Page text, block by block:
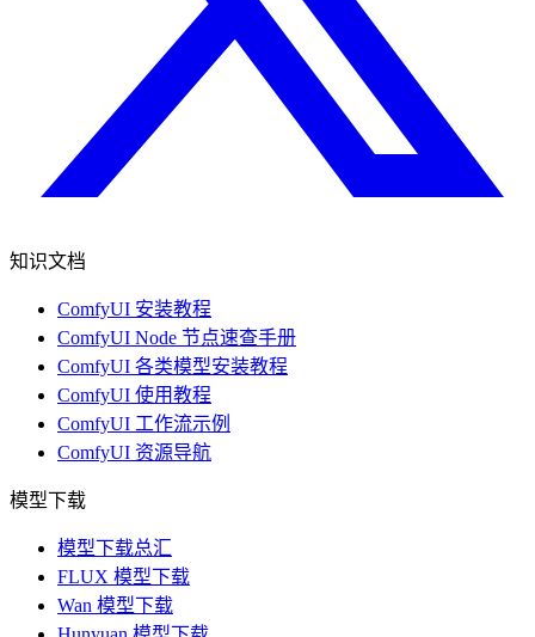
知识文档
ComfyUI 安装教程
ComfyUI Node 节点速查手册
ComfyUI 各类模型安装教程
ComfyUI 使用教程
ComfyUI 工作流示例
ComfyUI 资源导航
模型下载
模型下载总汇
FLUX 模型下载
Wan 模型下载